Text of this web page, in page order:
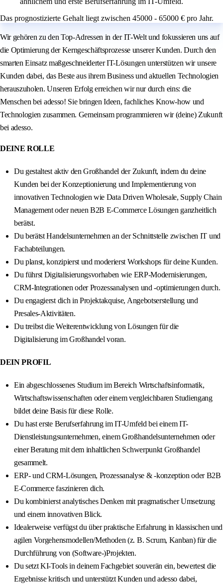
Das prognostizierte Gehalt liegt zwischen 45000 - 65000 € pro Jahr.
Wir gehören zu den Top-Adressen in der IT-Welt und fokussieren uns auf
die Optimierung der Kerngeschäftsprozesse unserer Kunden. Durch den
smarten Einsatz maßgeschneiderter IT-Lösungen unterstützen wir unsere
Kunden dabei, das Beste aus ihrem Business und aktuellen Technologien
herauszuholen. Unseren Erfolg erreichen wir nur durch eins: die
Menschen bei adesso! Sie bringen Ideen, fachliches Know-how und
Technologien zusammen. Gemeinsam programmieren wir (deine) Zukunft
bei adesso.
DEINE ROLLE
Du gestaltest aktiv den Großhandel der Zukunft, indem du deine
Kunden bei der Konzeptionierung und Implementierung von
innovativen Technologien wie Data Driven Wholesale, Supply Chain
Management oder neuen B2B E-Commerce Lösungen ganzheitlich
berätst.
Du berätst Handelsunternehmen an der Schnittstelle zwischen IT und
Fachabteilungen.
Du planst, konzipierst und moderierst Workshops für deine Kunden.
Du führst Digitalisierungsvorhaben wie ERP-Modernisierungen,
CRM-Integrationen oder Prozessanalysen und -optimierungen durch.
Du engagierst dich in Projektakquise, Angebotserstellung und
Presales-Aktivitäten.
Du treibst die Weiterentwicklung von Lösungen für die
Digitalisierung im Großhandel voran.
DEIN PROFIL
Ein abgeschlossenes Studium im Bereich Wirtschaftsinformatik,
Wirtschaftswissenschaften oder einem vergleichbaren Studiengang
bildet deine Basis für diese Rolle.
Du hast erste Berufserfahrung im IT-Umfeld bei einem IT-
Dienstleistungsunternehmen, einem Großhandelsunternehmen oder
einer Beratung mit dem inhaltlichen Schwerpunkt Großhandel
gesammelt.
ERP- und CRM-Lösungen, Prozessanalyse & -konzeption oder B2B
E-Commerce faszinieren dich.
Du kombinierst analytisches Denken mit pragmatischer Umsetzung
und einem innovativen Blick.
Idealerweise verfügst du über praktische Erfahrung in klassischen und
agilen Vorgehensmodellen/Methoden (z. B. Scrum, Kanban) für die
Durchführung von (Software-)Projekten.
Du setzt KI-Tools in deinem Fachgebiet souverän ein, bewertest die
Ergebnisse kritisch und unterstützt Kunden und adesso dabei,